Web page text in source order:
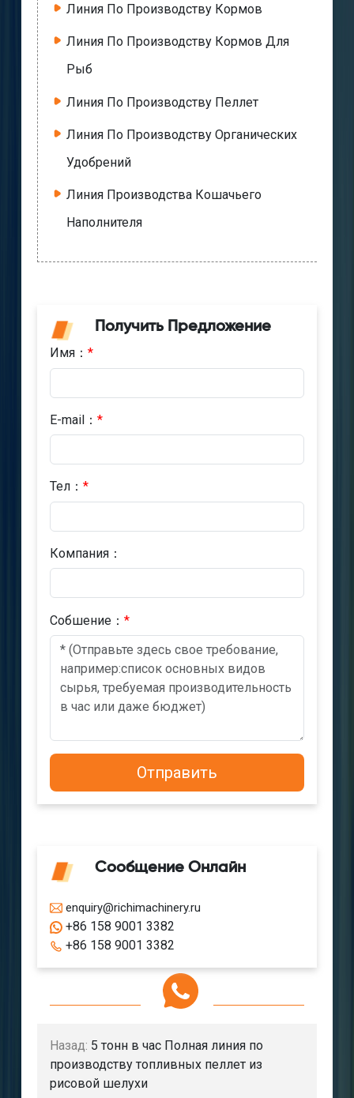
Линия По Производству Кормов
Линия По Производству Кормов Для
Рыб
Линия По Производству Пеллет
Линия По Производству Органических
Удобрений
Линия Производства Кошачьего
Наполнителя
Получить Предложение
Имя： *
E-mail： *
Тел： *
Компания：
Cобшениe： *
Сообщение Онлайн
enquiry@richimachinery.ru
+86 158 9001 3382
+86 158 9001 3382
Назад: 5 тонн в час Полная линия по
производству топливных пеллет из
рисовой шелухи